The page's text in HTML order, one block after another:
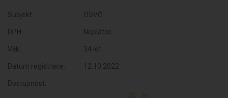
Subjekt: OSVČ
DPH: Neplátce
Věk: 34 let
Datum registrace: 12.10.2022
Dostupnost: